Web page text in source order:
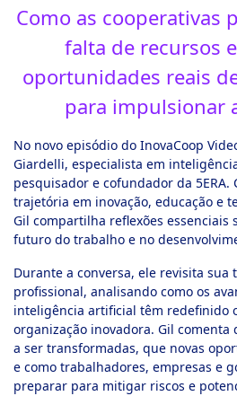
Como as cooperativas
falta de recursos
oportunidades reais
para impulsionar
No novo episódio do InovaCoop
Giardelli, especialista em
pesquisador e cofundador da 5ERA.
trajetória em inovação, educação e
Gil compartilha reflexões essenciais
futuro do trabalho e no
Durante a conversa, ele revisita sua
profissional, analisando como os
inteligência artificial têm redefinido
organização inovadora. Gil comenta
a ser transformadas, que novas
e como trabalhadores, empresas e
preparar para mitigar riscos e